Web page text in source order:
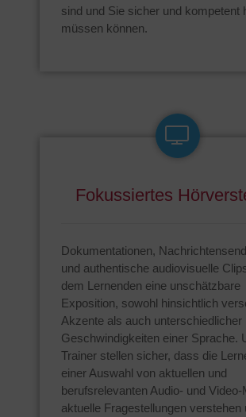
sind und Sie sicher und kompetent
müssen können.
Fokussiertes
Dokumentationen,
und authentische audiovisuelle
dem Lernenden eine unschätzbare
Exposition, sowohl hinsichtlich
Akzente als auch unterschiedlicher
Geschwindigkeiten einer Sprache.
Trainer stellen sicher, dass die
einer Auswahl von aktuellen und
berufsrelevanten Audio- und Video-
aktuelle Fragestellungen verstehen